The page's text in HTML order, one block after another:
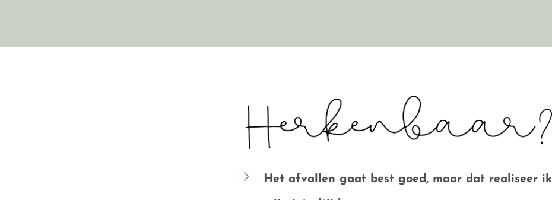
5 Het afvallen gaat best goed, maar dat realiseer ik